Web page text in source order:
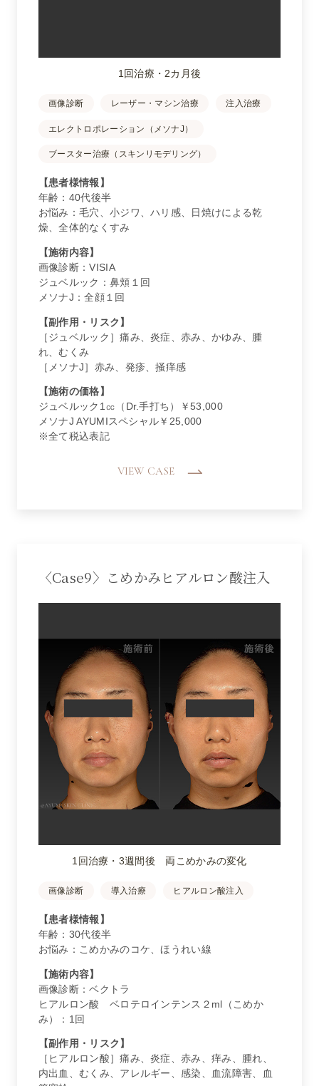
1回治療・2カ月後
画像診断 レーザー・マシン治療 注入治療
エレクトロポレーション（メソナJ）
ブースター治療（スキンリモデリング）
【患者様情報】
年齢：40代後半
お悩み：毛穴、小ジワ、ハリ感、日焼けによる乾
燥、全体的なくすみ
【施術内容】
画像診断：VISIA
ジュベルック：鼻頬１回
メソナJ：全顔１回
【副作用・リスク】
［ジュベルック］痛み、炎症、赤み、かゆみ、腫
れ、むくみ
［メソナJ］赤み、発疹、掻痒感
【施術の価格】
ジュベルック1㏄（Dr.手打ち）￥53,000
メソナJ AYUMIスペシャル￥25,000
※全て税込表記
VIEW CASE
〈Case9〉こめかみヒアルロン酸注入
1回治療・3週間後 両こめかみの変化
画像診断 導入治療 ヒアルロン酸注入
【患者様情報】
年齢：30代後半
お悩み：こめかみのコケ、ほうれい線
【施術内容】
画像診断：ベクトラ
ヒアルロン酸 ベロテロインテンス２ml（こめか
み）：1回
【副作用・リスク】
［ヒアルロン酸］痛み、炎症、赤み、痒み、腫れ、
内出血、むくみ、アレルギー、感染、血流障害、血